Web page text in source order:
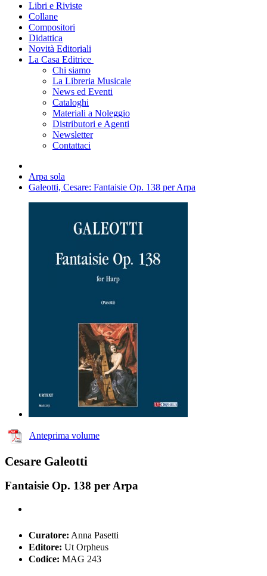
Libri e Riviste
Collane
Compositori
Didattica
Novità Editoriali
La Casa Editrice
Chi siamo
La Libreria Musicale
News ed Eventi
Cataloghi
Materiali a Noleggio
Distributori e Agenti
Newsletter
Contattaci
Arpa sola
Galeotti, Cesare: Fantaisie Op. 138 per Arpa
Anteprima volume
Cesare Galeotti
Fantaisie Op. 138 per Arpa
Curatore: Anna Pasetti
Editore: Ut Orpheus
Codice: MAG 243